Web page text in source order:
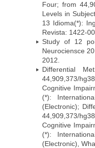
Four; from
Levels in
13 Idioma(*):
Revista: 1422-
Study of 12
Neurociensce
2012.
Differential
44,909,373/
Cognitive
(*):
(Electronic);
44,909,373/
Cognitive
(*):
(Electronic),